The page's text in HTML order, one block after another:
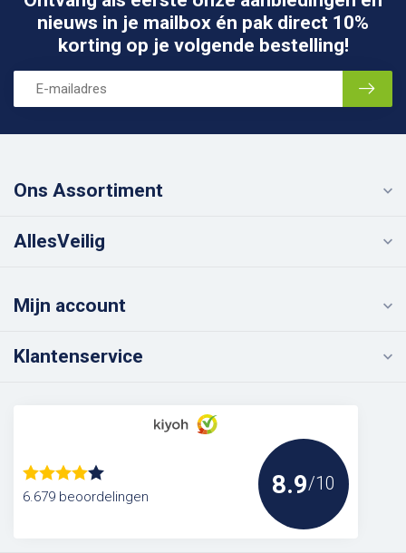
nieuws in je mailbox én pak direct 10%
korting op je volgende bestelling!
Ons Assortiment
AllesVeilig
Mijn account
Klantenservice
6.679 beoordelingen 8.9/10